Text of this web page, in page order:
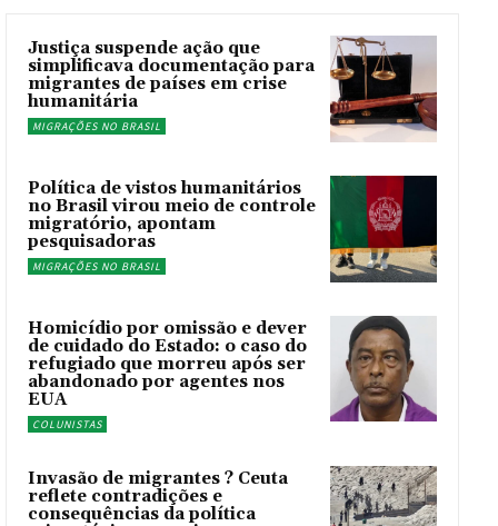
Justiça suspende ação que
simplificava documentação para
migrantes de países em crise
humanitária
MIGRAÇÕES NO BRASIL
Política de vistos humanitários
no Brasil virou meio de controle
migratório, apontam
pesquisadoras
MIGRAÇÕES NO BRASIL
Homicídio por omissão e dever
de cuidado do Estado: o caso do
refugiado que morreu após ser
abandonado por agentes nos
EUA
COLUNISTAS
Invasão de migrantes ? Ceuta
reflete contradições e
consequências da política